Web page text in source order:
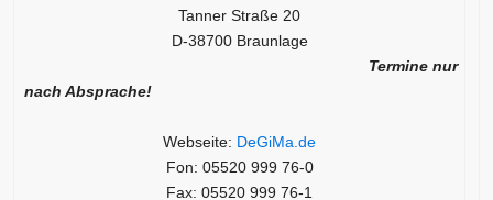
Tanner Straße 20
D-38700 Braunlage
Termine nur
nach Absprache!
Webseite: DeGiMa.de
Fon: 05520 999 76-0
Fax: 05520 999 76-1